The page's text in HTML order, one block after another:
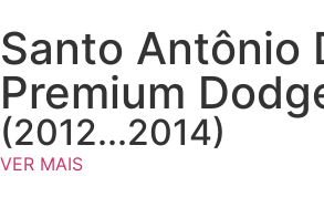
Santo Antônio
Premium
(2012...2014)
VER MAIS